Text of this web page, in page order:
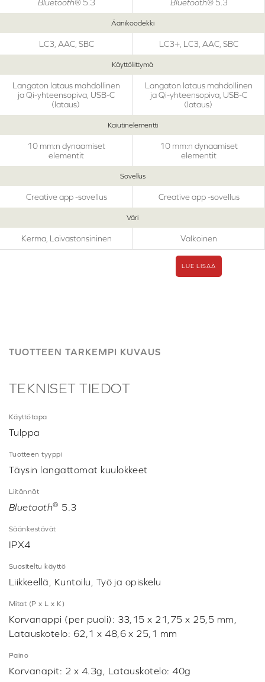
Bluetooth® 5.3 Bluetooth® 5.3
Äänikoodekki
LC3, AAC, SBC LC3+, LC3, AAC, SBC
Käyttöliittymä
Langaton lataus mahdollinen
ja Qi-yhteensopiva, USB-C
(lataus)
Langaton lataus mahdollinen
ja Qi-yhteensopiva, USB-C
(lataus)
Kaiutinelementti
10 mm:n dynaamiset
elementit
10 mm:n dynaamiset
elementit
Sovellus
Creative app -sovellus Creative app -sovellus
Väri
Kerma, Laivastonsininen Valkoinen
LUE LISÄÄ
TUOTTEEN TARKEMPI KUVAUS
TEKNISET TIEDOT
Käyttötapa
Tulppa
Tuotteen tyyppi
Täysin langattomat kuulokkeet
Liitännät
Bluetooth® 5.3
Säänkestävät
IPX4
Suositeltu käyttö
Liikkeellä, Kuntoilu, Työ ja opiskelu
Mitat (P x L x K)
Korvanappi (per puoli): 33,15 x 21,75 x 25,5 mm,
Latauskotelo: 62,1 x 48,6 x 25,1 mm
Paino
Korvanapit: 2 x 4.3g, Latauskotelo: 40g